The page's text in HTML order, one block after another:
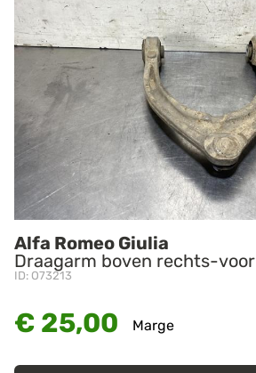
Alfa Romeo Giulia
Draagarm boven rechts-voor
ID: O73213
€ 25,00 Marge